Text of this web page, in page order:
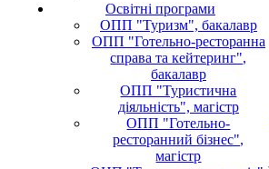
Освітні програми
ОПП "Туризм", бакалавр
ОПП "Готельно-ресторанна
справа та кейтеринг",
бакалавр
ОПП "Туристична
діяльність", магістр
ОПП "Готельно-
ресторанний бізнес",
магістр